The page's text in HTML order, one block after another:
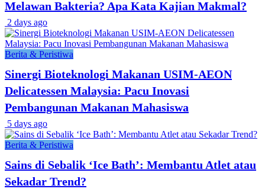
Melawan Bakteria? Apa Kata Kajian Makmal?
2 days ago
Berita & Peristiwa
Sinergi Bioteknologi Makanan USIM-AEON
Delicatessen Malaysia: Pacu Inovasi
Pembangunan Makanan Mahasiswa
5 days ago
Berita & Peristiwa
Sains di Sebalik ‘Ice Bath’: Membantu Atlet atau
Sekadar Trend?